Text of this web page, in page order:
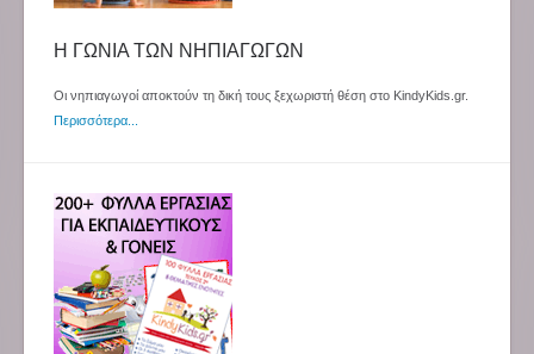
Η ΓΩΝΙΑ ΤΩΝ ΝΗΠΙΑΓΩΓΩΝ
Οι νηπιαγωγοί αποκτούν τη δική τους ξεχωριστή θέση στο KindyKids.gr.
Περισσότερα...